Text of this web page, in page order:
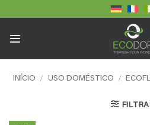
to
INÍCIO / USO DOMÉSTICO /